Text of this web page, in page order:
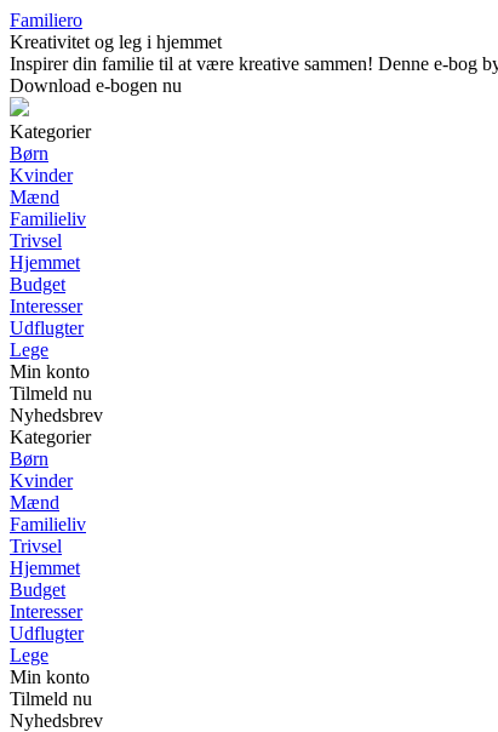
Familiero
Kreativitet og leg i hjemmet
Inspirer din familie til at være kreative sammen! Denne e-bog
Download e-bogen nu
Kategorier
Børn
Kvinder
Mænd
Familieliv
Trivsel
Hjemmet
Budget
Interesser
Udflugter
Lege
Min konto
Tilmeld nu
Nyhedsbrev
Kategorier
Børn
Kvinder
Mænd
Familieliv
Trivsel
Hjemmet
Budget
Interesser
Udflugter
Lege
Min konto
Tilmeld nu
Nyhedsbrev